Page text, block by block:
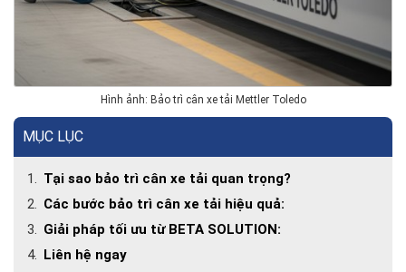
Hình ảnh: Bảo trì cân xe tải Mettler Toledo
MỤC LỤC
Tại sao bảo trì cân xe tải quan trọng?
Các bước bảo trì cân xe tải hiệu quả:
Giải pháp tối ưu từ BETA SOLUTION:
Liên hệ ngay